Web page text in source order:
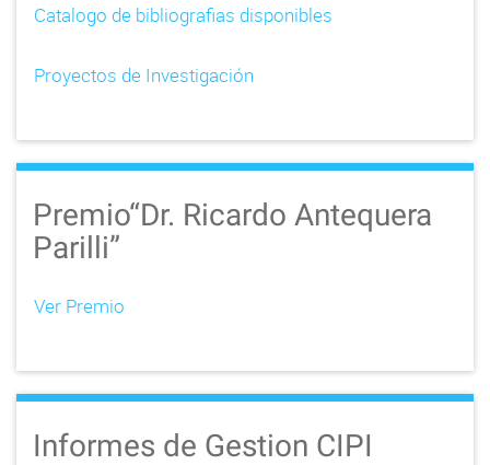
Catalogo de bibliografias disponibles
Proyectos de Investigación
Premio“Dr. Ricardo Antequera
Parilli”
Ver Premio
Informes de Gestion CIPI